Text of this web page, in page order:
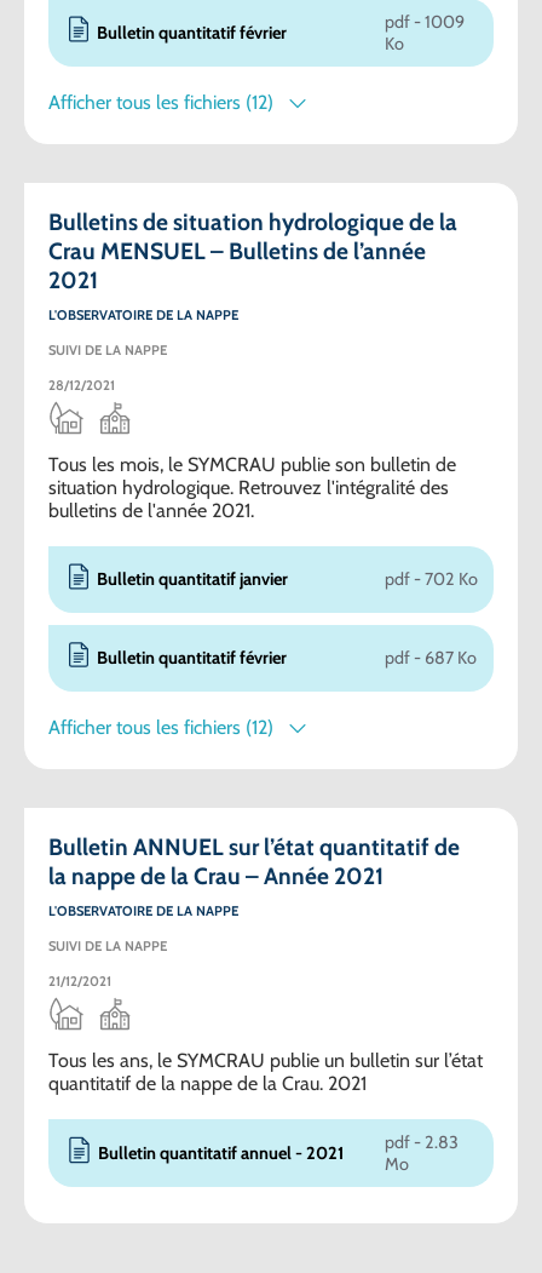
Bulletin quantitatif février
pdf - 1009
Ko
Afficher tous les fichiers (12)
Bulletins de situation hydrologique de la
Crau MENSUEL – Bulletins de l’année
2021
L'OBSERVATOIRE DE LA NAPPE
SUIVI DE LA NAPPE
28/12/2021
Tous les mois, le SYMCRAU publie son bulletin de
situation hydrologique. Retrouvez l'intégralité des
bulletins de l'année 2021.
Bulletin quantitatif janvier pdf - 702 Ko
Bulletin quantitatif février pdf - 687 Ko
Afficher tous les fichiers (12)
Bulletin ANNUEL sur l’état quantitatif de
la nappe de la Crau – Année 2021
L'OBSERVATOIRE DE LA NAPPE
SUIVI DE LA NAPPE
21/12/2021
Tous les ans, le SYMCRAU publie un bulletin sur l’état
quantitatif de la nappe de la Crau. 2021
Bulletin quantitatif annuel - 2021
pdf - 2.83
Mo